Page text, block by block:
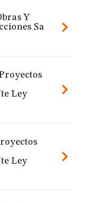
Y
Sa
Ley
Ley